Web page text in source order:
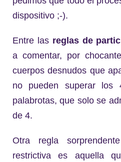
dispositivo ;-).
Entre las reglas de
a comentar, por
cuerpos desnudos que
no pueden superar
palabrotas, que solo se
de 4.
Otra regla
restrictiva es aquella